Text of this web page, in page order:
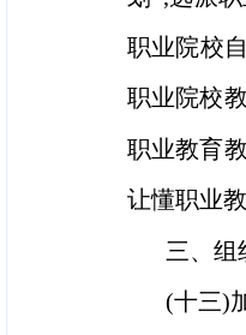
职业院校
职业院校
职业教育
让懂职业
三、组
(十三)